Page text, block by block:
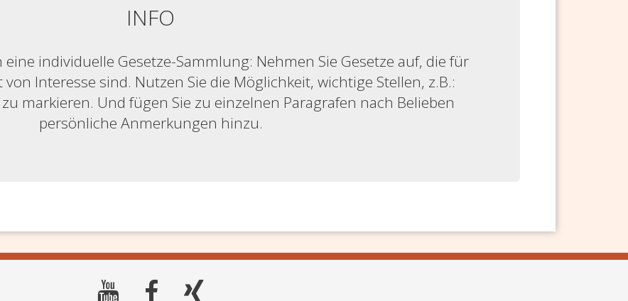
INFO
eine individuelle Gesetze-Sammlung: Nehmen Sie Gesetze auf, die für
Interesse sind. Nutzen Sie die Möglichkeit, wichtige Stellen, z.B.:
markieren. Und fügen Sie zu einzelnen Paragrafen nach Belieben
persönliche Anmerkungen hinzu.